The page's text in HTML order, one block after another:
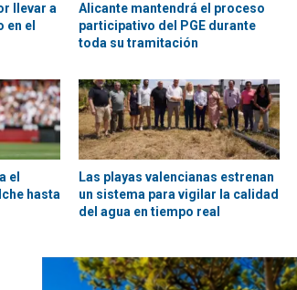
llevar a
en el
Alicante mantendrá el proceso
participativo del PGE durante
toda su tramitación
el
hasta
Las playas valencianas estrenan
un sistema para vigilar la calidad
del agua en tiempo real